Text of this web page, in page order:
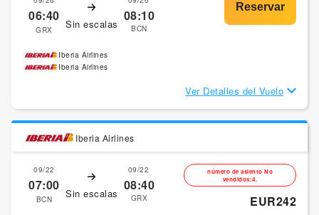
06:40
GRX Sin escalas 08:10
BCN
Iberia Airlines
Iberia Airlines
Ver Detalles del Vuelo
Iberia Airlines
09/22
07:00
BCN Sin escalas
09/22
08:40
GRX
número de asiento No
vendidos:4.
EUR242